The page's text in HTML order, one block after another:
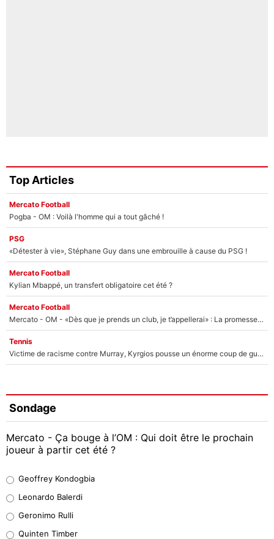
Top Articles
Mercato Football
Pogba - OM : Voilà l'homme qui a tout gâché !
PSG
«Détester à vie», Stéphane Guy dans une embrouille à cause du PSG !
Mercato Football
Kylian Mbappé, un transfert obligatoire cet été ?
Mercato Football
Mercato - OM - «Dès que je prends un club, je t’appellerai» : La promesse de Marcelino au moment de claquer la porte
Tennis
Victime de racisme contre Murray, Kyrgios pousse un énorme coup de gueule !
Sondage
Mercato - Ça bouge à l’OM : Qui doit être le prochain
joueur à partir cet été ?
38%
32%
Geoffrey Kondogbia
Leonardo Balerdi
Geronimo Rulli
Quinten Timber